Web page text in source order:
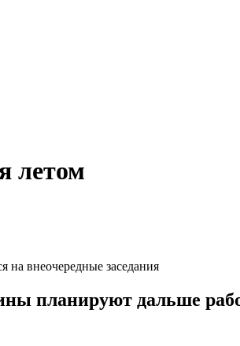
летом
на внеочередные заседания
планируют дальше